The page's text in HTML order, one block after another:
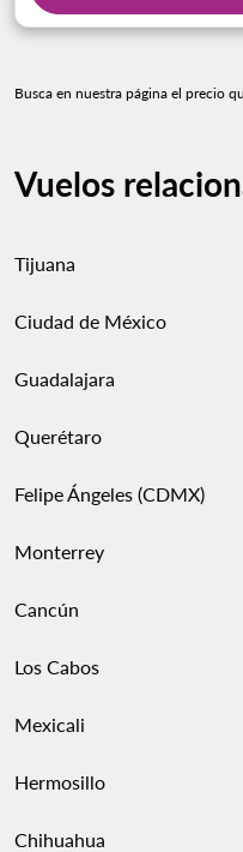
Busca en nuestra página el precio
Vuelos
Tijuana
Ciudad de México
Guadalajara
Querétaro
Felipe Ángeles (CDMX)
Monterrey
Cancún
Los Cabos
Mexicali
Hermosillo
Chihuahua